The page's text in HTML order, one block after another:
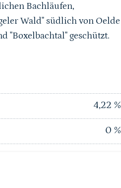
Bachläufen,
Wald" südlich von Oelde
"Boxelbachtal" geschützt.
4,22 %
0 %